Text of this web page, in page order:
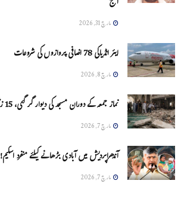
مارچ 31, 2026
ایئر انڈیاکی 78 اضافی پروازوں کی شروعات
مارچ 8, 2026
نماز جمعہ کے دوران مسجد کی دیوار گر گئی، 15 زخمی
مارچ 7, 2026
آندھراپردیش میں آبادی بڑھانے کیلئے منفرد اسکیم!
مارچ 7, 2026